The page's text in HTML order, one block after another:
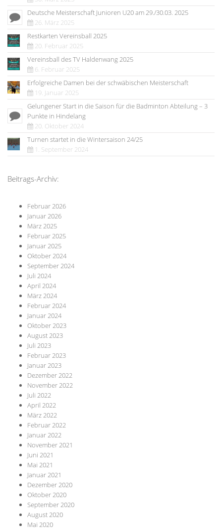
Deutsche Meisterschaft Junioren U20 am 29./30.03. 2025
26. März 2025
Restkarten Vereinsball 2025
20. Februar 2025
Vereinsball des TV Haldenwang 2025
6. Februar 2025
Erfolgreiche Damen bei der schwäbischen Meisterschaft
19. Januar 2025
Gelungener Start in die Saison für die Badminton Abteilung – 3
Punkte in Hindelang
20. Oktober 2024
Turnen startet in die Wintersaison 24/25
1. September 2024
Beitrags-Archiv:
Februar 2026
Januar 2026
März 2025
Februar 2025
Januar 2025
Oktober 2024
September 2024
Juli 2024
April 2024
März 2024
Februar 2024
Januar 2024
Oktober 2023
August 2023
Juli 2023
Februar 2023
Januar 2023
Dezember 2022
November 2022
Juli 2022
April 2022
März 2022
Februar 2022
Januar 2022
November 2021
Juni 2021
Mai 2021
Januar 2021
Dezember 2020
Oktober 2020
September 2020
August 2020
Mai 2020